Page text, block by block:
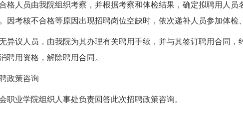
格人员由我院组织考察，并根据考察和体检结果，确定拟聘用人
因考核不合格等原因出现招聘岗位空缺时，依次递补人员参加体检
异议人员，由我院为其办理有关聘用手续，并与其签订聘用合同
聘用资格，解除聘用合同。
政策咨询
职业学院组织人事处负责回答此次招聘政策咨询。